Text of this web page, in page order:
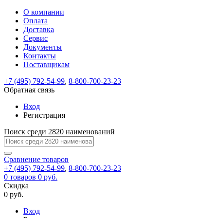
ВходРегистрация
Только
test@example.com
отправлена
по
ней
для
регистрации.
Ок
Только
Запомнить
меня
Забыли
Восстановление
пароля
Заполните
форму.
Мы
отправим
ссылку
на
указанный
электронный
адрес,
перейдя
по
которой
вы
новый
На
вашу
test@test.ru
отправлена
ссылка.
Перейдите
по
для
смены
пароля.
Введите
новый
пароль
Сменить
Пароль
успешно
Войти
Обратная
связь
Сообщение
пользовательского
соглашения
Ваше
сообщение
успешно
О компании
Оплата
Доставка
Сервис
Документы
Контакты
Поставщикам
+7 (495) 792-54-99, 8-800-700-23-23
Обратная связь
Вход
Регистрация
Поиск среди 2820 наименований
Сравнение товаров
+7 (495) 792-54-99, 8-800-700-23-23
0 товаров 0 руб.
Скидка
0 руб.
Вход